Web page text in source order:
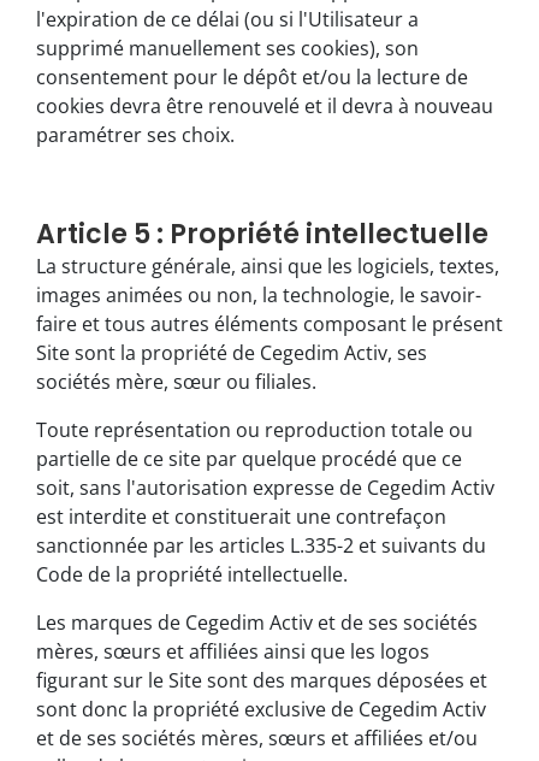
l'expiration de ce délai (ou si l'Utilisateur a
supprimé manuellement ses cookies), son
consentement pour le dépôt et/ou la lecture de
cookies devra être renouvelé et il devra à nouveau
paramétrer ses choix.
Article 5 : Propriété intellectuelle
La structure générale, ainsi que les logiciels, textes,
images animées ou non, la technologie, le savoir-
faire et tous autres éléments composant le présent
Site sont la propriété de Cegedim Activ, ses
sociétés mère, sœur ou filiales.
Toute représentation ou reproduction totale ou
partielle de ce site par quelque procédé que ce
soit, sans l'autorisation expresse de Cegedim Activ
est interdite et constituerait une contrefaçon
sanctionnée par les articles L.335-2 et suivants du
Code de la propriété intellectuelle.
Les marques de Cegedim Activ et de ses sociétés
mères, sœurs et affiliées ainsi que les logos
figurant sur le Site sont des marques déposées et
sont donc la propriété exclusive de Cegedim Activ
et de ses sociétés mères, sœurs et affiliées et/ou